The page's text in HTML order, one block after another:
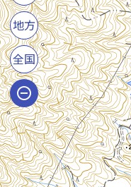
地方
全国